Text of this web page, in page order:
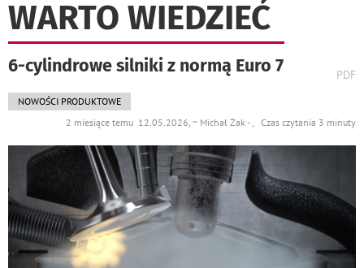
WARTO WIEDZIEĆ
6-cylindrowe silniki z normą Euro 7 PDF
NOWOŚCI PRODUKTOWE
2 miesiące temu 12.05.2026, ~ Michał Żak - , Czas czytania 3 minuty